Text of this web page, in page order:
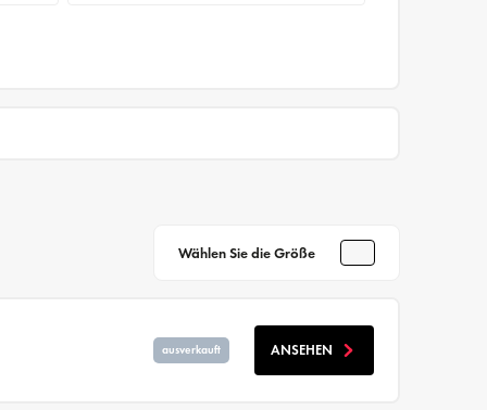
Wählen Sie die Größe
ausverkauft ANSEHEN